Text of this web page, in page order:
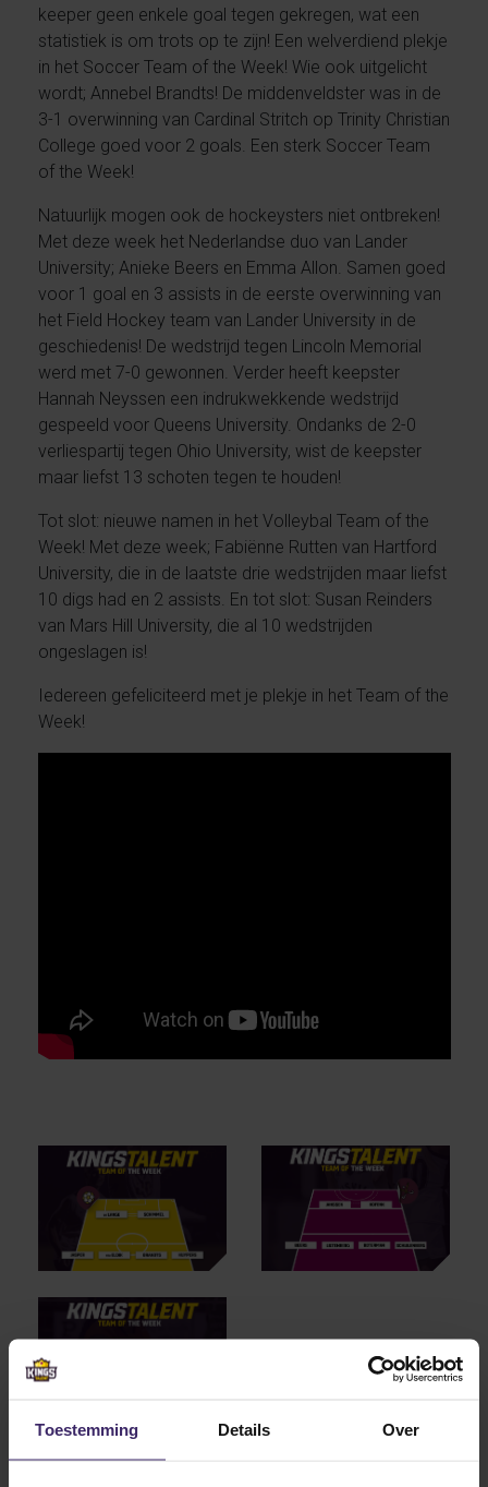
Toestemming Details Over
keeper geen enkele goal tegen gekregen, wat een
statistiek is om trots op te zijn! Een welverdiend plekje
in het Soccer Team of the Week! Wie ook uitgelicht
wordt; Annebel Brandts! De middenveldster was in de
3-1 overwinning van Cardinal Stritch op Trinity Christian
College goed voor 2 goals. Een sterk Soccer Team
of the Week!
Natuurlijk mogen ook de hockeysters niet ontbreken!
Met deze week het Nederlandse duo van Lander
University; Anieke Beers en Emma Allon. Samen goed
voor 1 goal en 3 assists in de eerste overwinning van
het Field Hockey team van Lander University in de
geschiedenis! De wedstrijd tegen Lincoln Memorial
werd met 7-0 gewonnen. Verder heeft keepster
Hannah Neyssen een indrukwekkende wedstrijd
gespeeld voor Queens University. Ondanks de 2-0
verliespartij tegen Ohio University, wist de keepster
maar liefst 13 schoten tegen te houden!
Tot slot: nieuwe namen in het Volleybal Team of the
Week! Met deze week; Fabiënne Rutten van Hartford
University, die in de laatste drie wedstrijden maar liefst
10 digs had en 2 assists. En tot slot: Susan Reinders
van Mars Hill University, die al 10 wedstrijden
ongeslagen is!
Iedereen gefeliciteerd met je plekje in het Team of the
Week!